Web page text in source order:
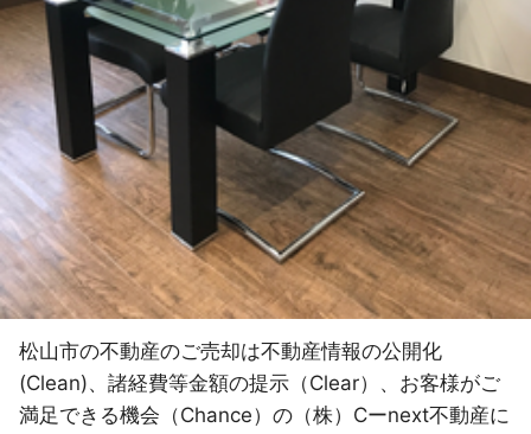
松山市の不動産のご売却は不動産情報の公開化
(Clean)、諸経費等金額の提示（Clear）、お客様がご
満足できる機会（Chance）の（株）Cーnext不動産に